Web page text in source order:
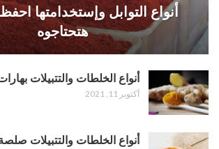
أنواع التوابل وإستخدامتها
هتحتاجوه
أنواع الخلطات والتتبيلات
أكتوبر 11, 2021
أنواع الخلطات والتتبيلات